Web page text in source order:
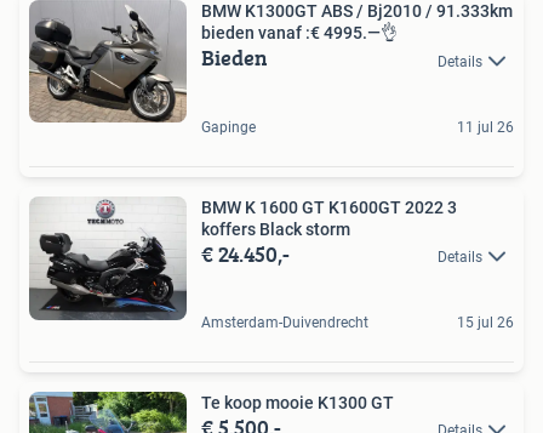
BMW K1300GT ABS / Bj2010 / 91.333km
bieden vanaf :€ 4995.—👌
Bieden Details
Gapinge 11 jul 26
BMW K 1600 GT K1600GT 2022 3
koffers Black storm
€ 24.450,- Details
Amsterdam-Duivendrecht 15 jul 26
Te koop mooie K1300 GT